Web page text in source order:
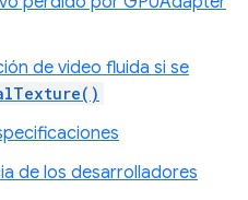
de video fluida si se
de los desarrolladores